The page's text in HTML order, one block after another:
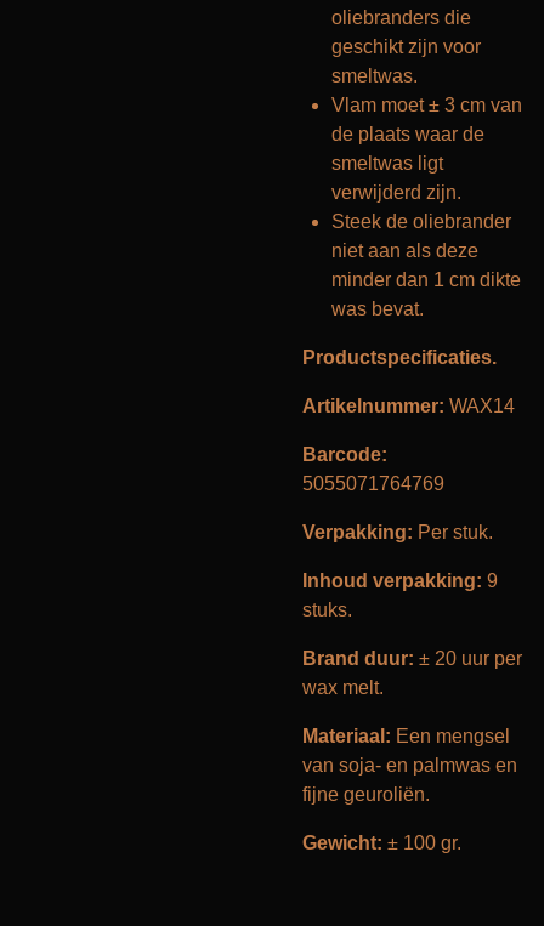
oliebranders die
geschikt zijn voor
smeltwas.
Vlam moet ± 3 cm van
de plaats waar de
smeltwas ligt
verwijderd zijn.
Steek de oliebrander
niet aan als deze
minder dan 1 cm dikte
was bevat.
Productspecificaties.
Artikelnummer: WAX14
Barcode:
5055071764769
Verpakking: Per stuk.
Inhoud verpakking: 9
stuks.
Brand duur: ± 20 uur per
wax melt.
Materiaal: Een mengsel
van soja- en palmwas en
fijne geuroliën.
Gewicht: ± 100 gr.